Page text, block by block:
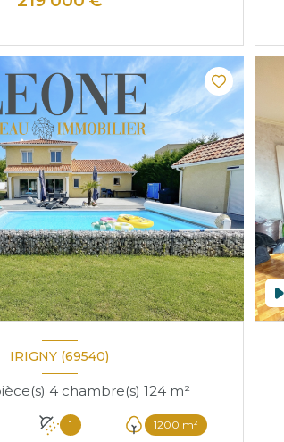
IRIGNY (69540)
Maison 5 pièce(s) 4 chambre(s) 124 m²
1 1200 m²